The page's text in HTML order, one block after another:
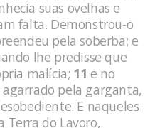
suas ovelhas e
falta. Demonstrou-o
pela soberba; e
lhe predisse que
malícia; 11 e no
pela garganta,
E naqueles
do Lavoro,